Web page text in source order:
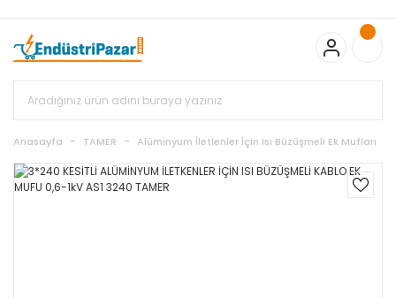
Bayonet J Tip Termokupul Ürünlerinde 50 Adet Alımlarda
Sepette Ekstra %5 İskonto...
50.000,00TL ve Üzeri EMKO Ürünleri
Alışverişlerinizde Sepette %5 EK İNDİRİM...
%15 İskonto... 50.000,00TL ve Üzeri GEMO Ürünleri
Alışverişlerinizde Sepette %3 EK İNDİRİM...
Standart Bayonet J Tip Termokupul Ürünlerinde 100 Adet
Anasayfa TAMER Alüminyum İletlenler İçin Isı Büzüşmeli Ek Mufları